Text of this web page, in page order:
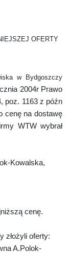
OFERTY
w Bydgoszczy
2004r Prawo
poz. 1163 z późn
cenę na dostawę
WTW wybrał
Kowalska,
cenę.
złożyli oferty:
A.Polok-